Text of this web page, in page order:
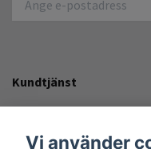
Kundtjänst
Vi använder